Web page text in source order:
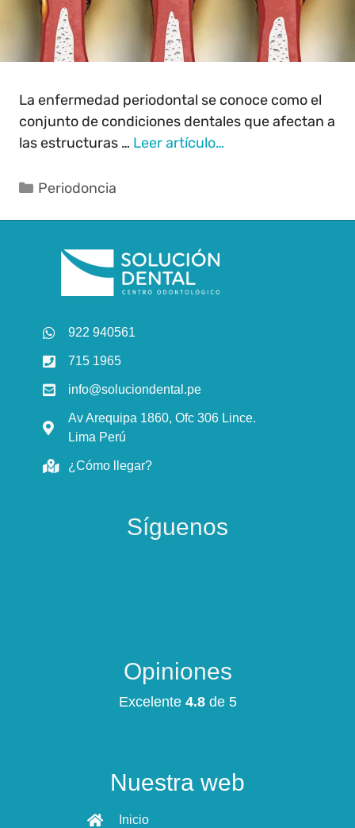
La enfermedad periodontal se conoce como el
conjunto de condiciones dentales que afectan a
las estructuras … Leer artículo…
Periodoncia
922 940561
715 1965
info@soluciondental.pe
Av Arequipa 1860, Ofc 306 Lince.
Lima Perú
¿Cómo llegar?
Síguenos
Opiniones
Excelente 4.8de 5
Nuestra web
Inicio